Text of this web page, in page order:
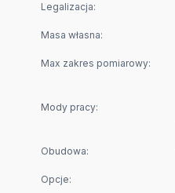
Legalizacja:
Masa własna:
Max zakres pomiarowy:
Mody pracy:
Obudowa:
Opcje: